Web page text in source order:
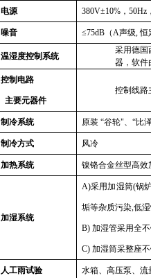
电源 380V±10% ， 50Hz
噪音 ≤75dB （A声级,恒
温湿度控制系统
采用德国
器 ， 软件
控制电路
主要元器件
控制线路
制冷系统 原装 “谷轮"、 “比
制冷方式 风冷
加热系统 镍铬合金丝型高效
加湿系统
A)采用加湿筒(锅
垢等杂质污染,低
B) 加湿管采用全
C) 加湿筒采整座
人工雨试验 水箱、高压泵、